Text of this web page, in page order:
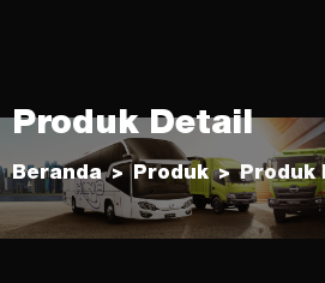
Produk Detail
Beranda Produk Produk